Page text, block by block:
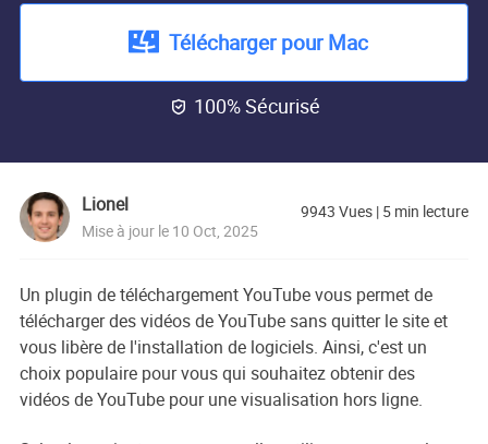
Télécharger pour Mac
 100% Sécurisé
Lionel
Mise à jour le 10 Oct, 2025
9943 Vues | 5 min lecture
Un plugin de téléchargement YouTube vous permet de
télécharger des vidéos de YouTube sans quitter le site et
vous libère de l'installation de logiciels. Ainsi, c'est un
choix populaire pour vous qui souhaitez obtenir des
vidéos de YouTube pour une visualisation hors ligne.